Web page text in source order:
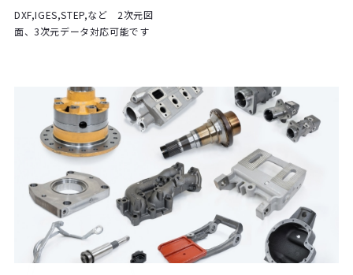
DXF,IGES,STEP,など 2次元図
面、3次元データ対応可能です